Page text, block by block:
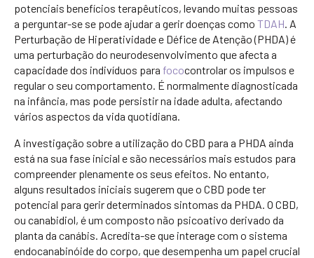
potenciais benefícios terapêuticos, levando muitas pessoas
a perguntar-se se pode ajudar a gerir doenças como TDAH. A
Perturbação de Hiperatividade e Défice de Atenção (PHDA) é
uma perturbação do neurodesenvolvimento que afecta a
capacidade dos indivíduos para fococontrolar os impulsos e
regular o seu comportamento. É normalmente diagnosticada
na infância, mas pode persistir na idade adulta, afectando
vários aspectos da vida quotidiana.
A investigação sobre a utilização do CBD para a PHDA ainda
está na sua fase inicial e são necessários mais estudos para
compreender plenamente os seus efeitos. No entanto,
alguns resultados iniciais sugerem que o CBD pode ter
potencial para gerir determinados sintomas da PHDA. O CBD,
ou canabidiol, é um composto não psicoativo derivado da
planta da canábis. Acredita-se que interage com o sistema
endocanabinóide do corpo, que desempenha um papel crucial